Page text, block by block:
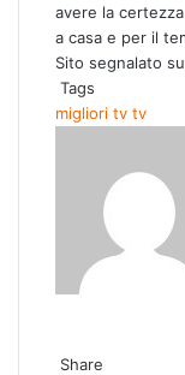
avere la
a casa e per il
Sito segnalato su
Tags
migliori tv tv
aw
iu
ie
h
Share